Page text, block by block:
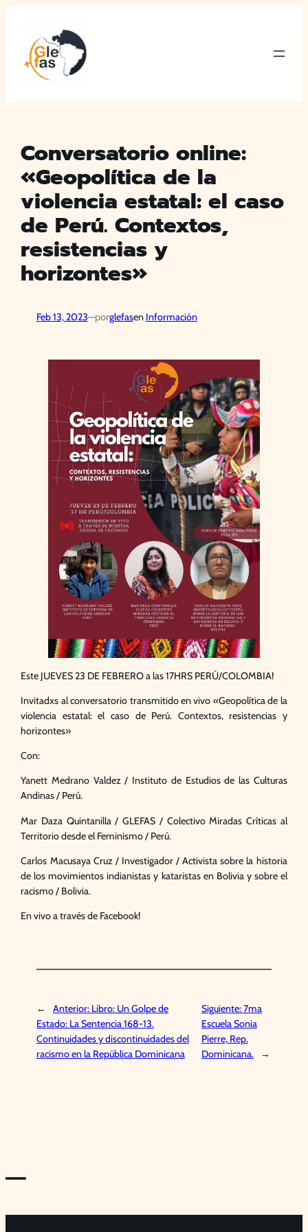
contenido
Conversatorio online:
«Geopolítica de la
violencia estatal: el caso
de Perú. Contextos,
resistencias y
horizontes»
Feb 13, 2023—porglefasen Información
Este JUEVES 23 DE FEBRERO a las 17HRS PERÚ/COLOMBIA!
Invitadxs al conversatorio transmitido en vivo «Geopolítica de la
violencia estatal: el caso de Perú. Contextos, resistencias y
horizontes»
Con:
Yanett Medrano Valdez / Instituto de Estudios de las Culturas
Andinas / Perú.
Mar Daza Quintanilla / GLEFAS / Colectivo Miradas Críticas al
Territorio desde el Feminismo / Perú.
Carlos Macusaya Cruz / Investigador / Activista sobre la historia
de los movimientos indianistas y kataristas en Bolivia y sobre el
racismo / Bolivia.
En vivo a través de Facebook!
← Anterior: Libro: Un Golpe de
Estado: La Sentencia 168-13.
Continuidades y discontinuidades del
racismo en la República Dominicana
Siguiente:7ma
Escuela Sonia
Pierre, Rep.
Dominicana.
→
—